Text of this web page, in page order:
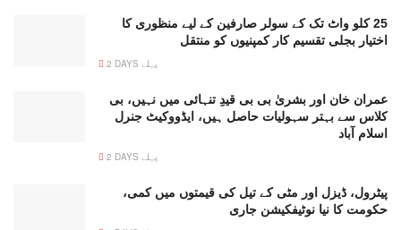
25 کلو واٹ تک کے سولر صارفین کے لیے منظوری کا
اختیار بجلی تقسیم کار کمپنیوں کو منتقل
2 DAYS پہلے
عمران خان اور بشریٰ بی بی قیدِ تنہائی میں نہیں، بی
کلاس سے بہتر سہولیات حاصل ہیں، ایڈووکیٹ جنرل
اسلام آباد
2 DAYS پہلے
پیٹرول، ڈیزل اور مٹی کے تیل کی قیمتوں میں کمی،
حکومت کا نیا نوٹیفکیشن جاری